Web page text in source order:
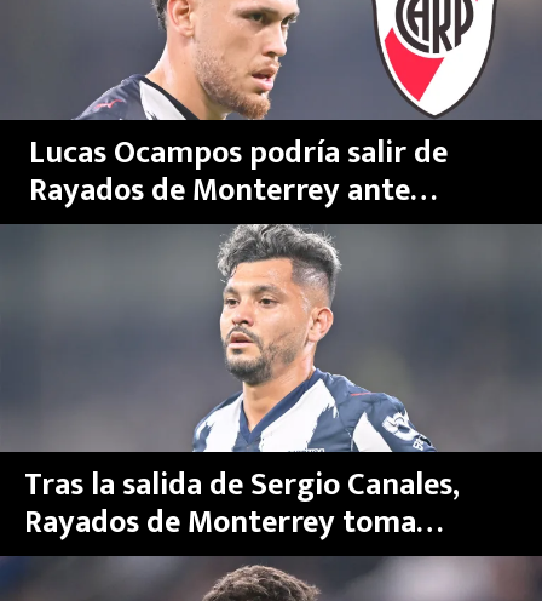
ATLANTE
SELECCIÓN MEXICANA
FUTBOL INTERNACIONAL
MEXICANOS EN EL EXTRANJERO
BOXEO
LIGA MX
NFL
Lucas Ocampos podría salir de
Rayados de Monterrey ante
interés de River Plate de Argentina
Tras la salida de Sergio Canales,
Rayados de Monterrey toma
drástica decisión con los ‘históricos’